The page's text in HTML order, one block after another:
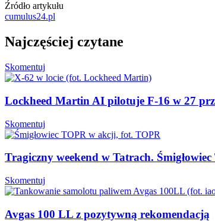
Źródło artykułu
cumulus24.pl
Najczęściej czytane
Skomentuj
Lockheed Martin AI pilotuje F-16 w 27
Skomentuj
Tragiczny weekend w Tatrach.
Skomentuj
Avgas 100 LL z pozytywną rekomendacją